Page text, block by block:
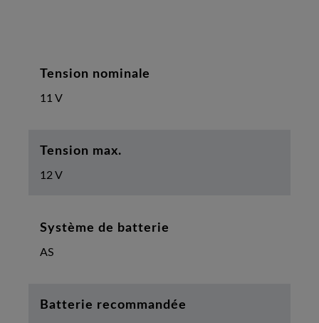
Tension nominale
11 V
Tension max.
12 V
Système de batterie
AS
Batterie recommandée